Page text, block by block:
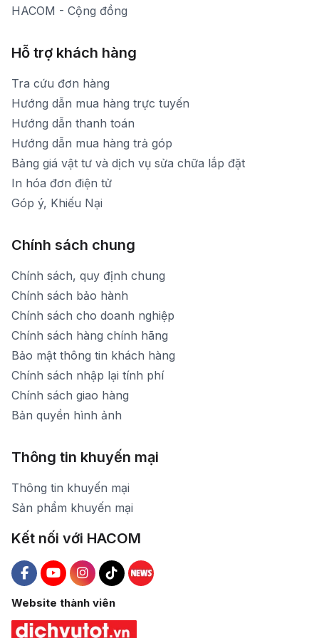
HACOM - Cộng đồng
Hỗ trợ khách hàng
Tra cứu đơn hàng
Hướng dẫn mua hàng trực tuyến
Hướng dẫn thanh toán
Hướng dẫn mua hàng trả góp
Bảng giá vật tư và dịch vụ sửa chữa lắp đặt
In hóa đơn điện tử
Góp ý, Khiếu Nại
Chính sách chung
Chính sách, quy định chung
Chính sách bảo hành
Chính sách cho doanh nghiệp
Chính sách hàng chính hãng
Bảo mật thông tin khách hàng
Chính sách nhập lại tính phí
Chính sách giao hàng
Bản quyền hình ảnh
Thông tin khuyến mại
Thông tin khuyến mại
Sản phẩm khuyến mại
Kết nối với HACOM
Hacom Facebook
Hacom YouTube
Hacom Instagram
Hacom TikTok
Website thành viên